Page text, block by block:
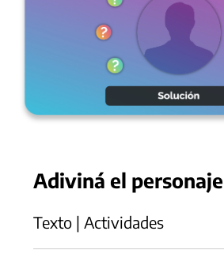
Adiviná el personaje
Texto | Actividades